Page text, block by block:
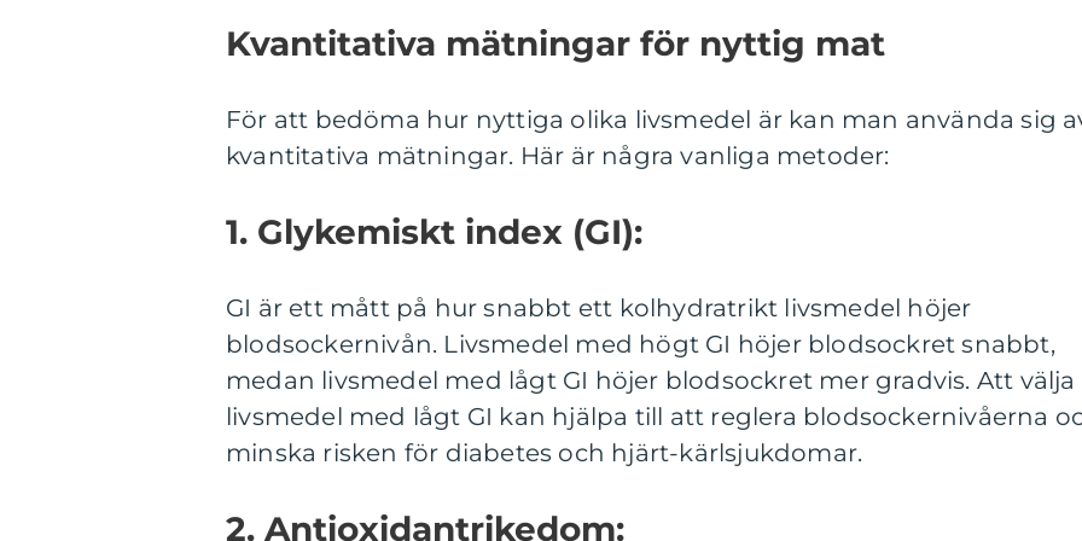
Kvantitativa mätningar för nyttig mat
För att bedöma hur nyttiga olika livsmedel är kan man använda sig
kvantitativa mätningar. Här är några vanliga metoder:
1. Glykemiskt index (GI):
GI är ett mått på hur snabbt ett kolhydratrikt livsmedel höjer
blodsockernivån. Livsmedel med högt GI höjer blodsockret snabbt,
medan livsmedel med lågt GI höjer blodsockret mer gradvis. Att välja
livsmedel med lågt GI kan hjälpa till att reglera blodsockernivåerna
minska risken för diabetes och hjärt-kärlsjukdomar.
2. Antioxidantrikedom: